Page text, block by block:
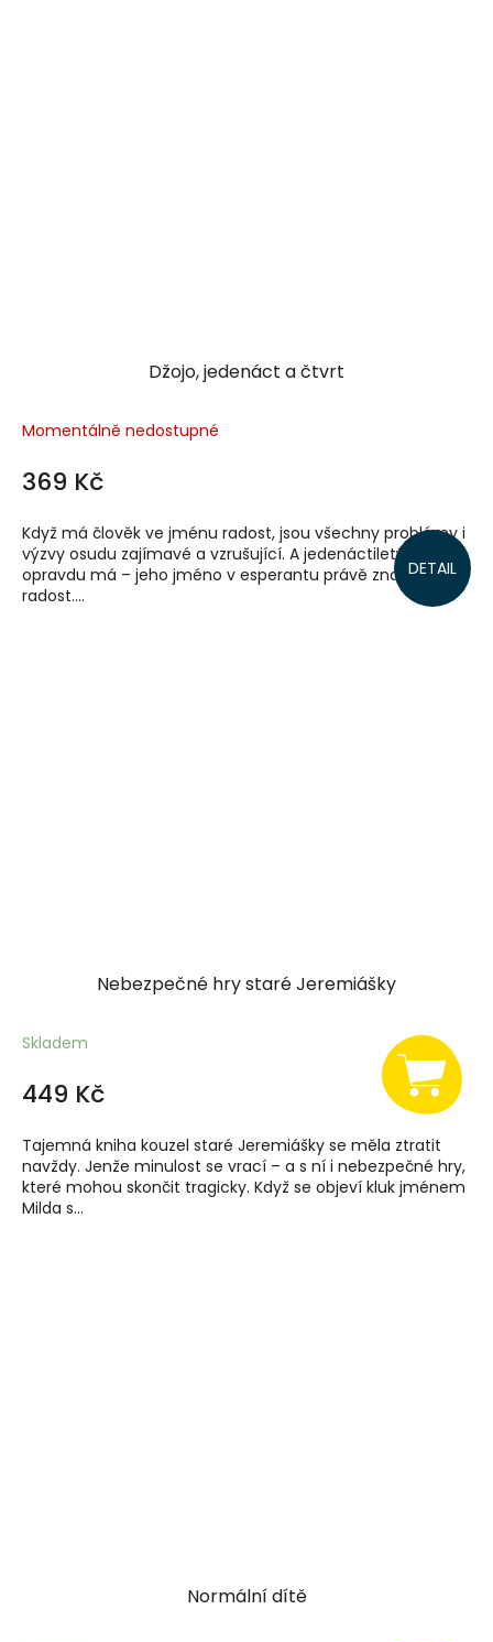
Džojo, jedenáct a čtvrt
Momentálně nedostupné
369 Kč
DETAIL
Když má člověk ve jménu radost, jsou všechny problémy i
výzvy osudu zajímavé a vzrušující. A jedenáctiletý Džojo ji
opravdu má – jeho jméno v esperantu právě znamená
radost....
Nebezpečné hry staré Jeremiášky
Skladem
449 Kč
Tajemná kniha kouzel staré Jeremiášky se měla ztratit
navždy. Jenže minulost se vrací – a s ní i nebezpečné hry,
které mohou skončit tragicky. Když se objeví kluk jménem
Milda s...
Normální dítě